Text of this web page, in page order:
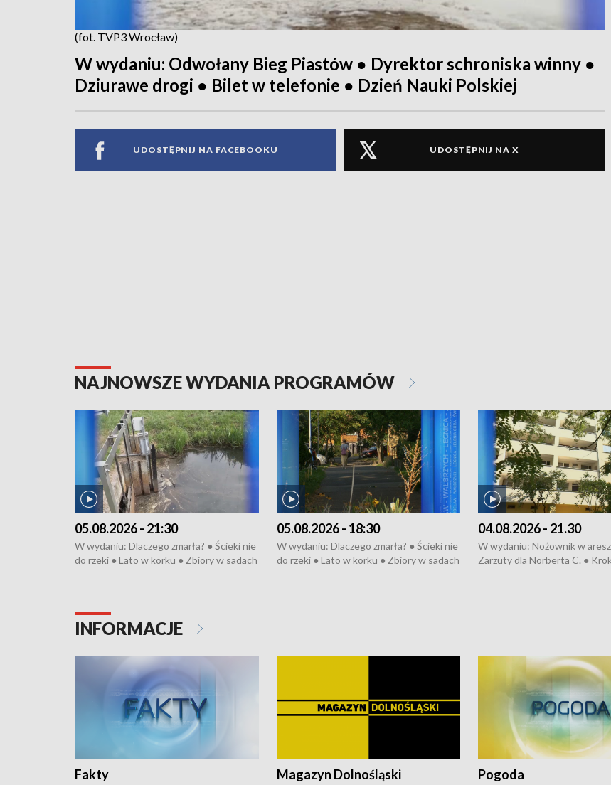
(fot. TVP3 Wrocław)
W wydaniu: Odwołany Bieg Piastów ● Dyrektor schroniska winny ●
Dziurawe drogi ● Bilet w telefonie ● Dzień Nauki Polskiej
UDOSTĘPNIJ NA FACEBOOKU UDOSTĘPNIJ NA X
NAJNOWSZE WYDANIA PROGRAMÓW
05.08.2026 - 21:30
W wydaniu: Dlaczego zmarła? ● Ścieki nie
do rzeki ● Lato w korku ● Zbiory w sadach
05.08.2026 - 18:30
W wydaniu: Dlaczego zmarła? ● Ścieki nie
do rzeki ● Lato w korku ● Zbiory w sadach
04.08.2026 - 21.30
W wydaniu: Nożownik w
Zarzuty dla Norberta C. ●
INFORMACJE
Fakty Magazyn Dolnośląski Pogoda